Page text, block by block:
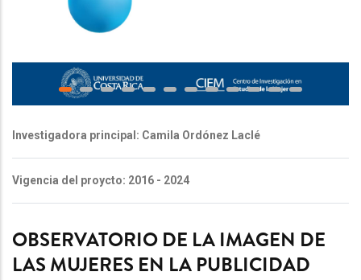
Investigadora principal: Camila Ordónez Laclé
Vigencia del proycto: 2016 - 2024
OBSERVATORIO DE LA IMAGEN DE
LAS MUJERES EN LA PUBLICIDAD